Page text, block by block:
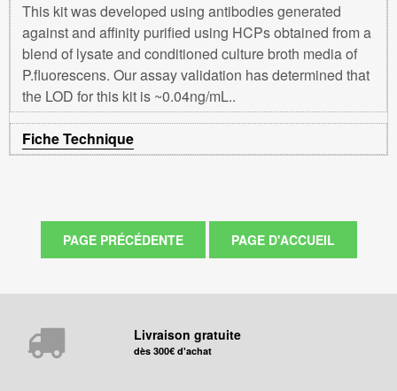
This kit was developed using antibodies generated
against and affinity purified using HCPs obtained from a
blend of lysate and conditioned culture broth media of
P.fluorescens. Our assay validation has determined that
the LOD for this kit is ~0.04ng/mL..
Fiche Technique
Livraison gratuite
dès 300€ d'achat